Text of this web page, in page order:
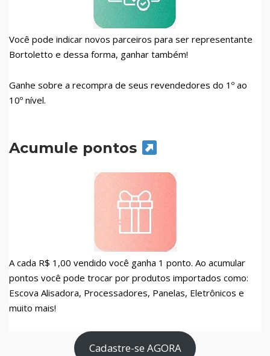
Você pode indicar novos parceiros para ser representante
Bortoletto e dessa forma, ganhar também!
Ganhe sobre a recompra de seus revendedores do 1º ao
10º nível.
Acumule pontos
A cada R$ 1,00 vendido você ganha 1 ponto. Ao acumular
pontos você pode trocar por produtos importados como:
Escova Alisadora, Processadores, Panelas, Eletrônicos e
muito mais!
Cadastre-se AGORA